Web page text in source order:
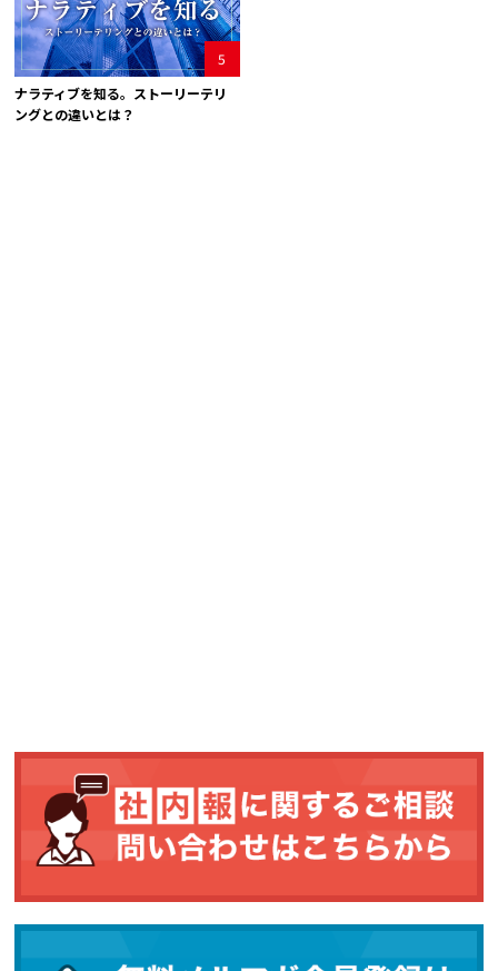
5
ナラティブを知る。ストーリーテリ
ングとの違いとは？